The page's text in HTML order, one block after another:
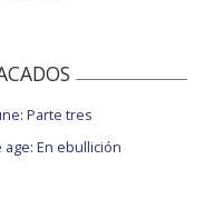
Parte tres
age: En ebullición